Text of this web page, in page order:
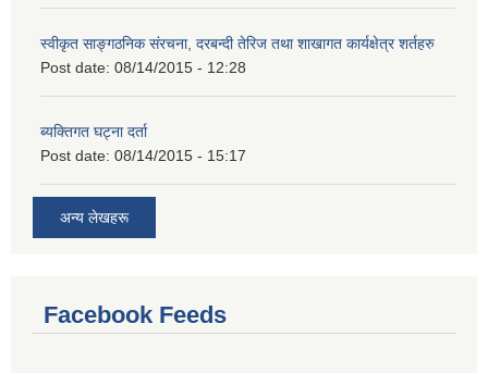
स्वीकृत साङ्गठनिक संरचना, दरबन्दी तेरिज तथा शाखागत कार्यक्षेत्र शर्तहरु
Post date: 08/14/2015 - 12:28
ब्यक्तिगत घट्ना दर्ता
Post date: 08/14/2015 - 15:17
अन्य लेखहरू
Facebook Feeds